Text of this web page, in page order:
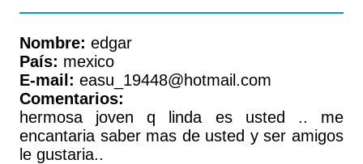
Nombre: edgar
País: mexico
E-mail: easu_19448@hotmail.com
Comentarios:
hermosa joven q linda es usted .. me
encantaria saber mas de usted y ser amigos
le gustaria..